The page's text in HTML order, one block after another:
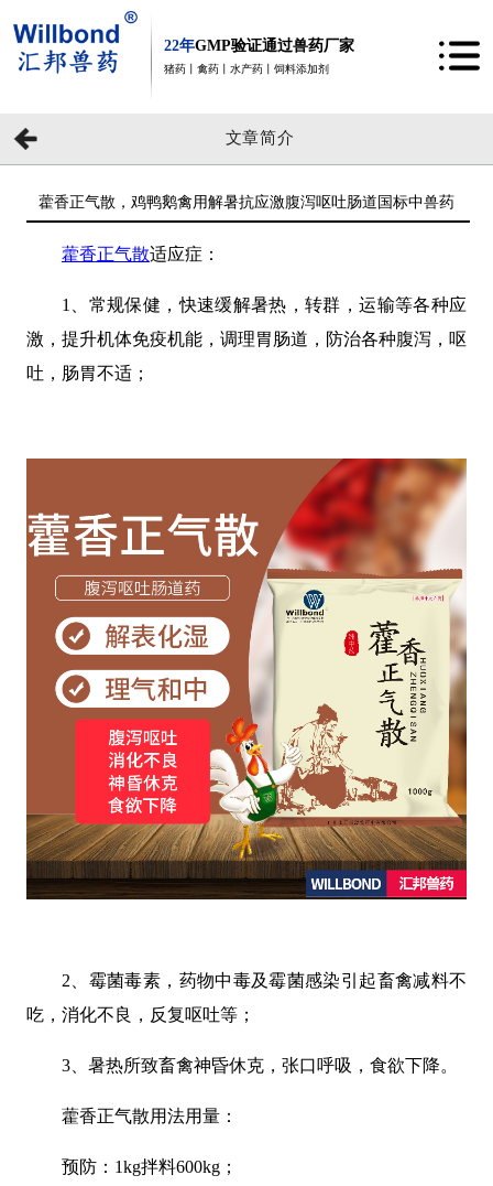
22年GMP验证通过兽药厂家
猪药丨禽药丨水产药丨饲料添加剂
文章简介
藿香正气散，鸡鸭鹅禽用解暑抗应激腹泻呕吐肠道国标中兽药
藿香正气散适应症：
1、常规保健，快速缓解暑热，转群，运输等各种应
激，提升机体免疫机能，调理胃肠道，防治各种腹泻，呕
吐，肠胃不适；
2、霉菌毒素，药物中毒及霉菌感染引起畜禽减料不
吃，消化不良，反复呕吐等；
3、暑热所致畜禽神昏休克，张口呼吸，食欲下降。
藿香正气散用法用量：
预防：1kg拌料600kg；